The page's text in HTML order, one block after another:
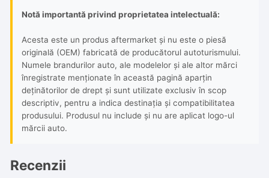
Notă importantă privind proprietatea intelectuală:
Acesta este un produs aftermarket și nu este o piesă
originală (OEM) fabricată de producătorul autoturismului.
Numele brandurilor auto, ale modelelor și ale altor mărci
înregistrate menționate în această pagină aparțin
deținătorilor de drept și sunt utilizate exclusiv în scop
descriptiv, pentru a indica destinația și compatibilitatea
produsului. Produsul nu include și nu are aplicat logo-ul
mărcii auto.
Recenzii